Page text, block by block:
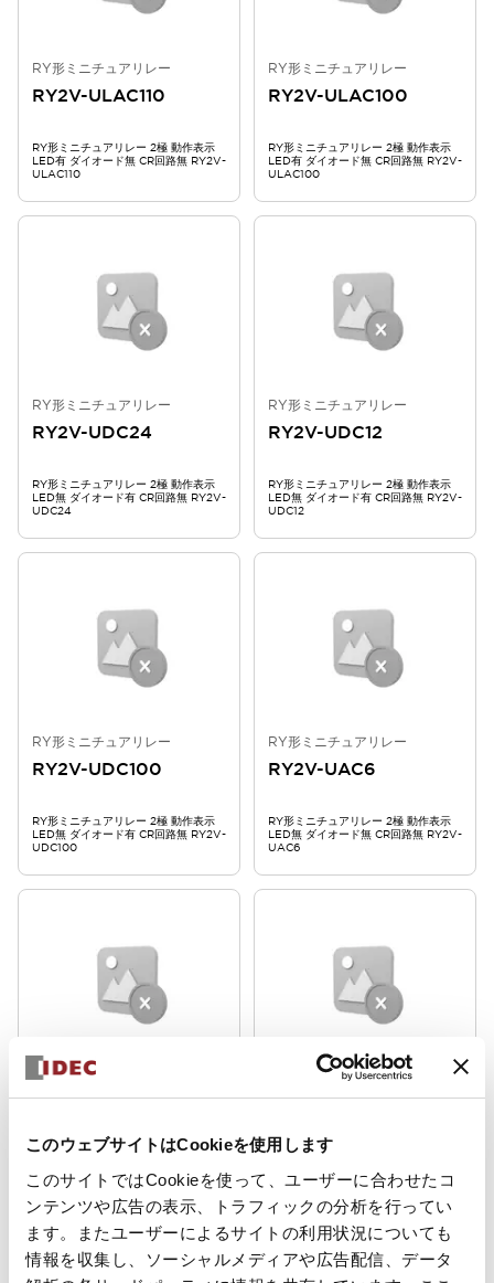
このウェブサイトはCookieを使用します
このサイトではCookieを使って、ユーザーに合わせたコ
ンテンツや広告の表示、トラフィックの分析を行ってい
ます。またユーザーによるサイトの利用状況についても
情報を収集し、ソーシャルメディアや広告配信、データ
RY形ミニチュアリレー
RY2V-ULAC110
RY形ミニチュアリレー 2極 動作表示
LED有 ダイオード無 CR回路無 RY2V-
ULAC110
RY形ミニチュアリレー
RY2V-ULAC100
RY形ミニチュアリレー 2極 動作表示
LED有 ダイオード無 CR回路無 RY2V-
ULAC100
RY形ミニチュアリレー
RY2V-UDC24
RY形ミニチュアリレー 2極 動作表示
LED無 ダイオード有 CR回路無 RY2V-
UDC24
RY形ミニチュアリレー
RY2V-UDC12
RY形ミニチュアリレー 2極 動作表示
LED無 ダイオード有 CR回路無 RY2V-
UDC12
RY形ミニチュアリレー
RY2V-UDC100
RY形ミニチュアリレー 2極 動作表示
LED無 ダイオード有 CR回路無 RY2V-
UDC100
RY形ミニチュアリレー
RY2V-UAC6
RY形ミニチュアリレー 2極 動作表示
LED無 ダイオード無 CR回路無 RY2V-
UAC6
RY形ミニチュアリレー
RY2V-UAC24
RY形ミニチュアリレー 2極 動作表示
LED無 ダイオード無 CR回路無 RY2V-
UAC24
RY形ミニチュアリレー
RY2V-UAC12
RY形ミニチュアリレー 2極 動作表示
LED無 ダイオード無 CR回路無 RY2V-
UAC12